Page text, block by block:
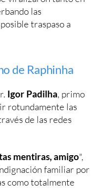
las
traspaso a
de Raphinha
Igor Padilha, primo
rotundamente las
de las redes
mentiras, amigo",
familiar por
como totalmente